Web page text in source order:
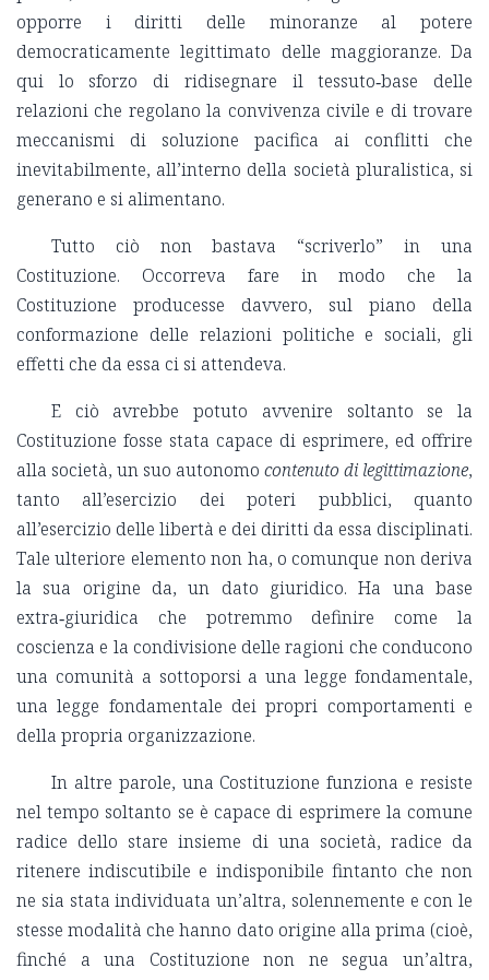
opporre i diritti delle minoranze al potere
democraticamente legittimato delle maggioranze. Da
qui lo sforzo di ridisegnare il tessuto‑base delle
relazioni che regolano la convivenza civile e di trovare
meccanismi di soluzione pacifica ai conflitti che
inevitabilmente, all’interno della società pluralistica, si
generano e si alimentano.
Tutto ciò non bastava “scriverlo” in una
Costituzione. Occorreva fare in modo che la
Costituzione producesse davvero, sul piano della
conformazione delle relazioni politiche e sociali, gli
effetti che da essa ci si attendeva.
E ciò avrebbe potuto avvenire soltanto se la
Costituzione fosse stata capace di esprimere, ed offrire
alla società, un suo autonomo contenuto di legittimazione,
tanto all’esercizio dei poteri pubblici, quanto
all’esercizio delle libertà e dei diritti da essa disciplinati.
Tale ulteriore elemento non ha, o comunque non deriva
la sua origine da, un dato giuridico. Ha una base
extra‑giuridica che potremmo definire come la
coscienza e la condivisione delle ragioni che conducono
una comunità a sottoporsi a una legge fondamentale,
una legge fondamentale dei propri comportamenti e
della propria organizzazione.
In altre parole, una Costituzione funziona e resiste
nel tempo soltanto se è capace di esprimere la comune
radice dello stare insieme di una società, radice da
ritenere indiscutibile e indisponibile fintanto che non
ne sia stata individuata un’altra, solennemente e con le
stesse modalità che hanno dato origine alla prima (cioè,
finché a una Costituzione non ne segua un’altra,